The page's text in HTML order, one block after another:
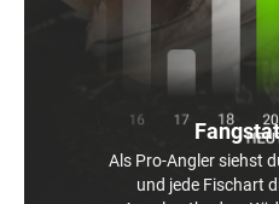
Als Pro-Angler siehst
und jede Fischart